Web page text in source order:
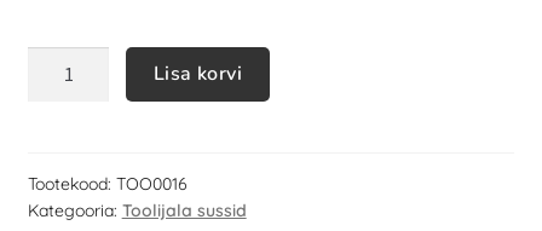
Lisa korvi
Tootekood: TOO0016
Kategooria: Toolijala sussid